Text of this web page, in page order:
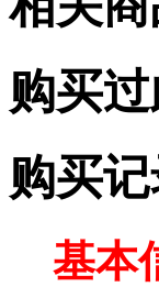
购买
购买
基本